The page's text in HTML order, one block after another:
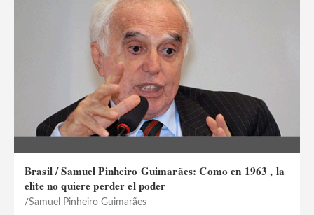
Brasil / Samuel Pinheiro Guimarães: Como en 1963 , la
elite no quiere perder el poder
Samuel Pinheiro Guimarães